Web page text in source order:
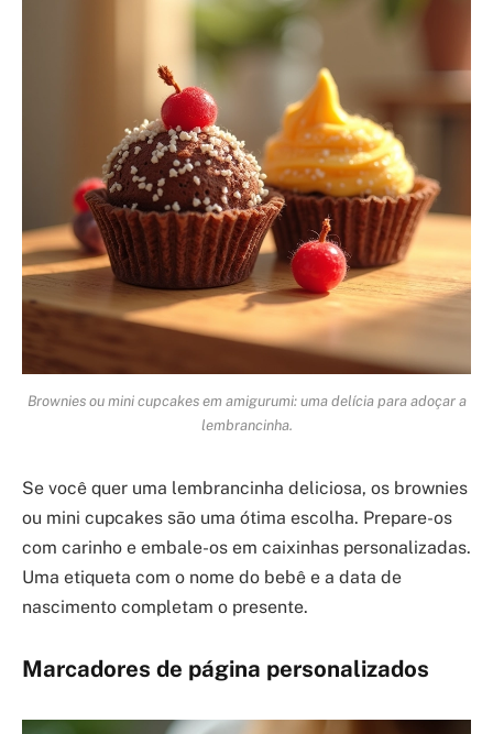
Brownies ou mini cupcakes em amigurumi: uma delícia para adoçar a
lembrancinha.
Se você quer uma lembrancinha deliciosa, os brownies
ou mini cupcakes são uma ótima escolha. Prepare-os
com carinho e embale-os em caixinhas personalizadas.
Uma etiqueta com o nome do bebê e a data de
nascimento completam o presente.
Marcadores de página personalizados